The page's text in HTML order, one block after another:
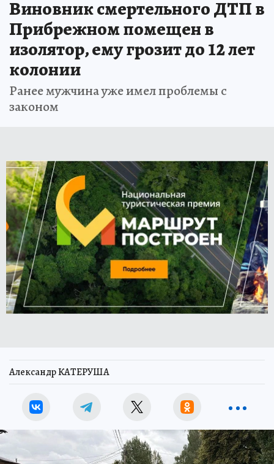
Виновник смертельного ДТП в
Прибрежном помещен в
изолятор, ему грозит до 12 лет
колонии
Ранее мужчина уже имел проблемы с
законом
Александр КАТЕРУША